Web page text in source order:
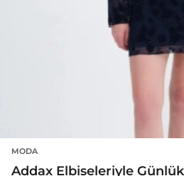
MODA
Addax Elbiseleriyle Günlük